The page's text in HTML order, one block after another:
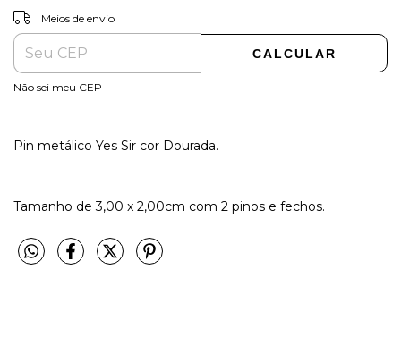
Entregas para o CEP:
Meios de envio
CALCULAR
Não sei meu CEP
Pin metálico Yes Sir cor Dourada.
Tamanho de 3,00 x 2,00cm com 2 pinos e fechos.